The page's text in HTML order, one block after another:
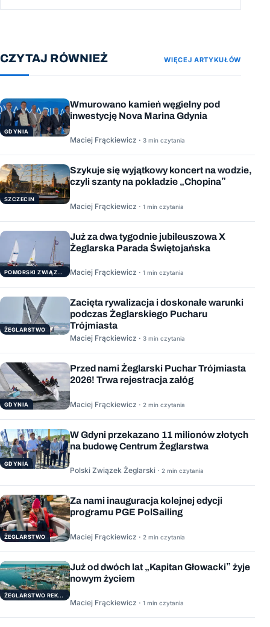
CZYTAJ RÓWNIEŻ WIĘCEJ ARTYKUŁÓW
GDYNIA
Wmurowano kamień węgielny pod
inwestycję Nova Marina Gdynia
Maciej Frąckiewicz · 3 min czytania
SZCZECIN
Szykuje się wyjątkowy koncert na wodzie,
czyli szanty na pokładzie „Chopina”
Maciej Frąckiewicz · 1 min czytania
POMORSKI ZWIĄZEK ŻEGLARSKI
Już za dwa tygodnie jubileuszowa X
Żeglarska Parada Świętojańska
Maciej Frąckiewicz · 1 min czytania
ŻEGLARSTWO
Zacięta rywalizacja i doskonałe warunki
podczas Żeglarskiego Pucharu
Trójmiasta
Maciej Frąckiewicz · 3 min czytania
GDYNIA
Przed nami Żeglarski Puchar Trójmiasta
2026! Trwa rejestracja załóg
Maciej Frąckiewicz · 2 min czytania
GDYNIA
W Gdyni przekazano 11 milionów złotych
na budowę Centrum Żeglarstwa
Polski Związek Żeglarski · 2 min czytania
ŻEGLARSTWO
Za nami inauguracja kolejnej edycji
programu PGE PolSailing
Maciej Frąckiewicz · 2 min czytania
ŻEGLARSTWO REKERACYJNE
Już od dwóch lat „Kapitan Głowacki” żyje
nowym życiem
Maciej Frąckiewicz · 1 min czytania